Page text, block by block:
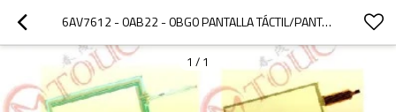
6AV7612 - 0AB22 - 0BG0 PANTALLA TÁCTIL/PANTALLA TÁCTIL 6AV7612 - 0AB22 - 0BG0 PANEL PC 670 12" TÁCTIL
1 / 1